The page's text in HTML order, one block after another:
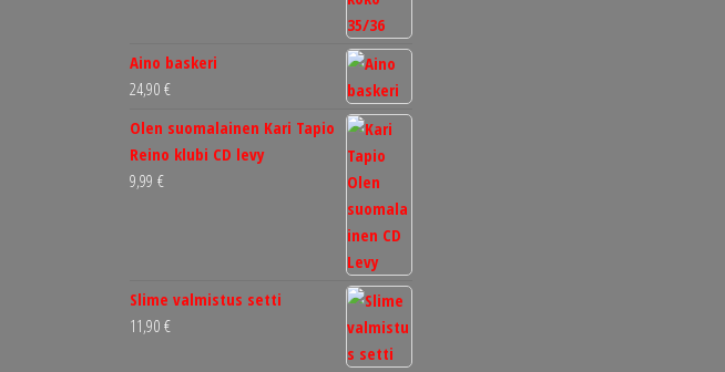
Aino baskeri
24,90 €
Olen suomalainen Kari Tapio
Reino klubi CD levy
9,99 €
Slime valmistus setti
11,90 €